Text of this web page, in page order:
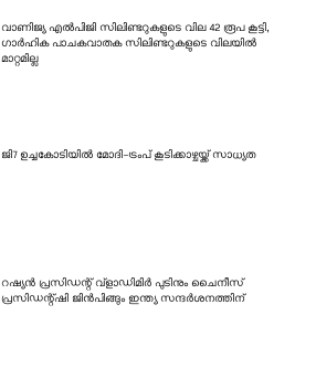
വാണിജ്യ എൽപിജി സിലിണ്ടറുകളുടെ വില 42 രൂപ കൂട്ടി,
ഗാർഹിക പാചകവാതക സിലിണ്ടറുകളുടെ വിലയിൽ
മാറ്റമില്ല
ജി7 ഉച്ചകോടിയിൽ മോദി-ട്രംപ് കൂടിക്കാഴ്ചയ്ക്ക് സാധ്യത
റഷ്യൻ പ്രസിഡന്റ് വ്‌ളാഡിമിർ പുടിനും ചൈനീസ്
പ്രസിഡന്റ്ഷി ജിൻപിങ്ങും ഇന്ത്യ സന്ദർശനത്തിന്